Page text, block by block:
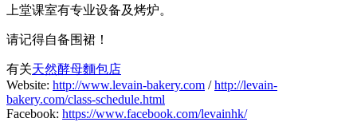
上堂课室有专业设备及烤炉。
请记得自备围裙！
有关天然酵母麵包店
Website: http://www.levain-bakery.com /http://levain-
bakery.com/class-schedule.html
Facebook: https://www.facebook.com/levainhk/